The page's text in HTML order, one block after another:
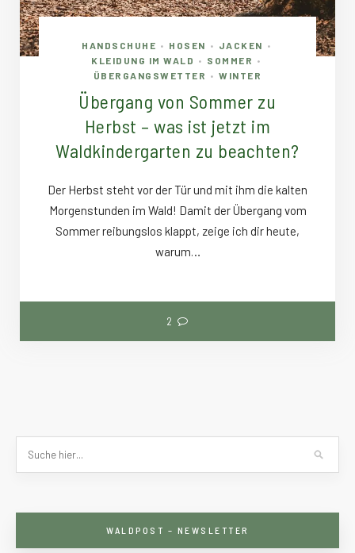
HANDSCHUHE • HOSEN • JACKEN •
KLEIDUNG IM WALD • SOMMER •
ÜBERGANGSWETTER • WINTER
Übergang von Sommer zu
Herbst – was ist jetzt im
Waldkindergarten zu beachten?
Der Herbst steht vor der Tür und mit ihm die kalten
Morgenstunden im Wald! Damit der Übergang vom
Sommer reibungslos klappt, zeige ich dir heute,
warum…
2
WALDPOST – NEWSLETTER